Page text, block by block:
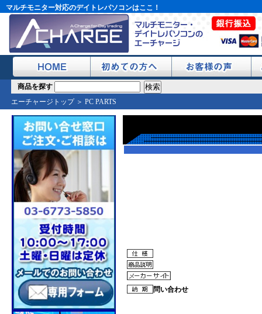
マルチモニター対応のデイトレパソコンはここ！
商品を探す
エーチャージトップ＞ PC PARTS
問い合わせ